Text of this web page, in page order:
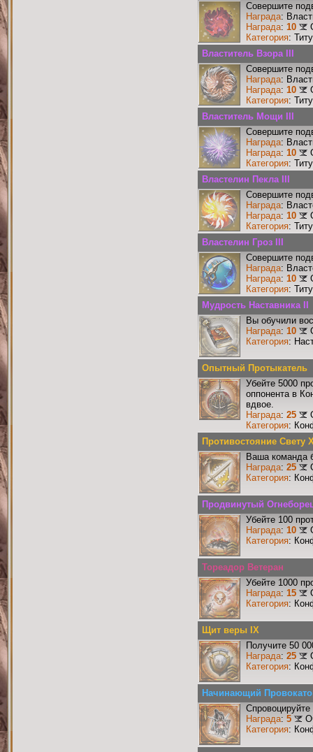
Совершите
Награда:
Награда: 10
Категория:
Властитель Взора III
Совершите
Награда:
Награда: 10
Категория:
Властитель Мощи III
Совершите
Награда:
Награда: 10
Категория:
Властелин Пекла III
Совершите
Награда:
Награда: 10
Категория:
Властелин Гроз III
Совершите
Награда:
Награда: 10
Категория:
Мудрость Наставника II
Вы обучили
Награда: 10
Категория:
Опытный Протыкатель
Убейте 5000
оппонента в
вдвое.
Награда: 25
Категория:
Противостояние Свету
Ваша команда
Награда: 25
Категория:
Продвинутый
Убейте 100
Награда: 10
Категория:
Тореадор Ветеран
Убейте 1000
Награда: 15
Категория:
Щит веры IX
Получите 50
Награда: 25
Категория:
Начинающий
Награда: 5
Категория: